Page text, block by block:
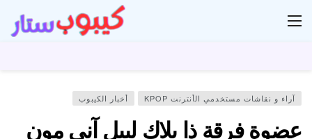
آراء و نقاشات مستخدمي الأنترنت KPOP أخبار الكيبوب
عضوة فرقة ذا بلاك ليبل آني مون